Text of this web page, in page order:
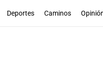
Deportes Caminos